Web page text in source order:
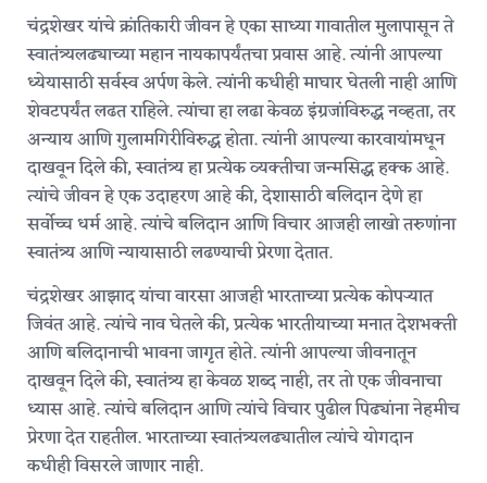
चंद्रशेखर यांचे क्रांतिकारी जीवन हे एका साध्या गावातील मुलापासून ते
स्वातंत्र्यलढ्याच्या महान नायकापर्यंतचा प्रवास आहे. त्यांनी आपल्या
ध्येयासाठी सर्वस्व अर्पण केले. त्यांनी कधीही माघार घेतली नाही आणि
शेवटपर्यंत लढत राहिले. त्यांचा हा लढा केवळ इंग्रजांविरुद्ध नव्हता, तर
अन्याय आणि गुलामगिरीविरुद्ध होता. त्यांनी आपल्या कारवायांमधून
दाखवून दिले की, स्वातंत्र्य हा प्रत्येक व्यक्तीचा जन्मसिद्ध हक्क आहे.
त्यांचे जीवन हे एक उदाहरण आहे की, देशासाठी बलिदान देणे हा
सर्वोच्च धर्म आहे. त्यांचे बलिदान आणि विचार आजही लाखो तरुणांना
स्वातंत्र्य आणि न्यायासाठी लढण्याची प्रेरणा देतात.
चंद्रशेखर आझाद यांचा वारसा आजही भारताच्या प्रत्येक कोपऱ्यात
जिवंत आहे. त्यांचे नाव घेतले की, प्रत्येक भारतीयाच्या मनात देशभक्ती
आणि बलिदानाची भावना जागृत होते. त्यांनी आपल्या जीवनातून
दाखवून दिले की, स्वातंत्र्य हा केवळ शब्द नाही, तर तो एक जीवनाचा
ध्यास आहे. त्यांचे बलिदान आणि त्यांचे विचार पुढील पिढ्यांना नेहमीच
प्रेरणा देत राहतील. भारताच्या स्वातंत्र्यलढ्यातील त्यांचे योगदान
कधीही विसरले जाणार नाही.